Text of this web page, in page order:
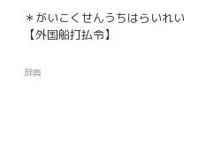
＊がいこくせんうちはらいれい
【外国船打払令】
辞典